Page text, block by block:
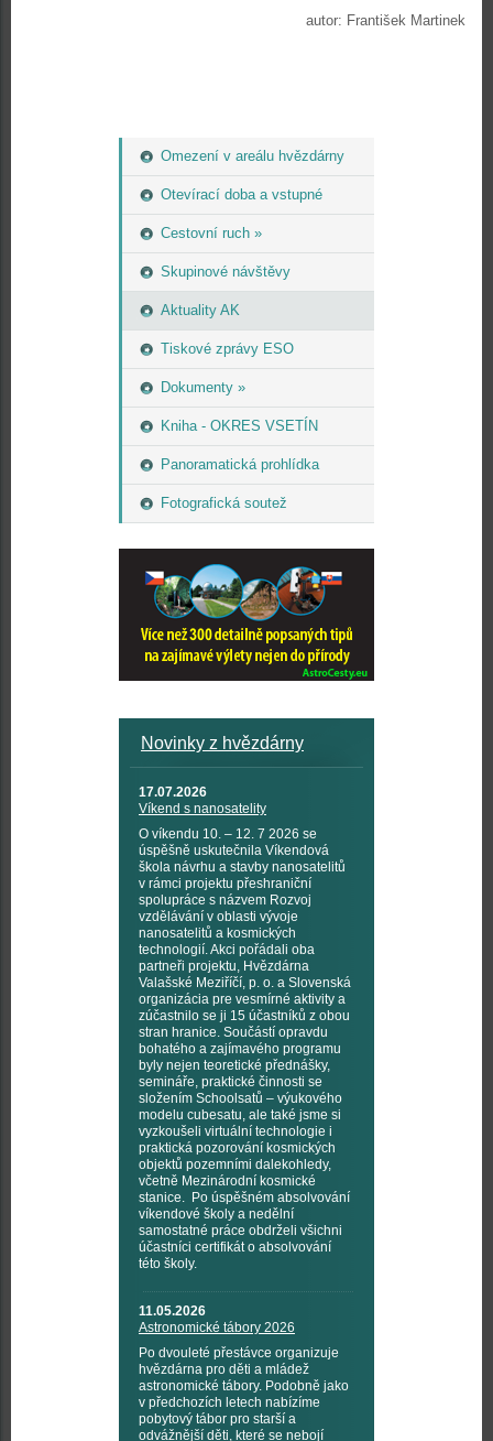
Omezení v areálu hvězdárny
Otevírací doba a vstupné
Cestovní ruch »
Skupinové návštěvy
Aktuality AK
Tiskové zprávy ESO
Dokumenty »
Kniha - OKRES VSETÍN
Panoramatická prohlídka
Fotografická soutež
Novinky z hvězdárny
17.07.2026
Víkend s nanosatelity
O víkendu 10. – 12. 7 2026 se
úspěšně uskutečnila Víkendová
škola návrhu a stavby nanosatelitů
v rámci projektu přeshraniční
spolupráce s názvem Rozvoj
vzdělávání v oblasti vývoje
nanosatelitů a kosmických
technologií. Akci pořádali oba
partneři projektu, Hvězdárna
Valašské Meziříčí, p. o. a Slovenská
organizácia pre vesmírné aktivity a
zúčastnilo se ji 15 účastníků z obou
stran hranice. Součástí opravdu
bohatého a zajímavého programu
byly nejen teoretické přednášky,
semináře, praktické činnosti se
složením Schoolsatů – výukového
modelu cubesatu, ale také jsme si
vyzkoušeli virtuální technologie i
praktická pozorování kosmických
objektů pozemními dalekohledy,
včetně Mezinárodní kosmické
stanice. Po úspěšném absolvování
víkendové školy a nedělní
samostatné práce obdrželi všichni
účastníci certifikát o absolvování
této školy.
11.05.2026
Astronomické tábory 2026
Po dvouleté přestávce organizuje
hvězdárna pro děti a mládež
astronomické tábory. Podobně jako
v předchozích letech nabízíme
pobytový tábor pro starší a
odvážnější děti, které se nebojí
autor: František Martinek